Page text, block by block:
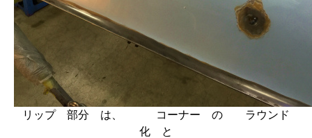
リップ 部分 は、 コーナー の ラウンド
化 と